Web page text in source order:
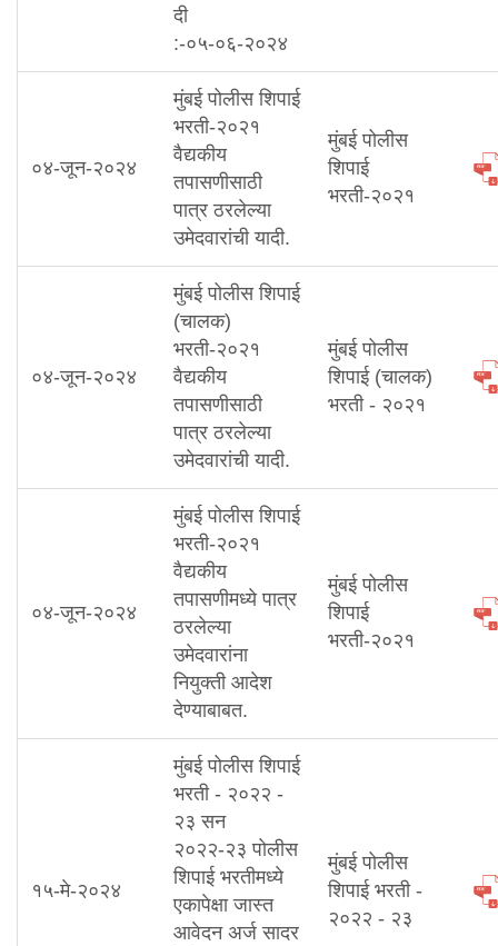
दी
:-०५-०६-२०२४
०४-जून-२०२४
मुंबई पोलीस शिपाई
भरती-२०२१
वैद्यकीय
तपासणीसाठी
पात्र ठरलेल्या
उमेदवारांची यादी.
मुंबई पोलीस
शिपाई
भरती-२०२१
०४-जून-२०२४
मुंबई पोलीस शिपाई
(चालक)
भरती-२०२१
वैद्यकीय
तपासणीसाठी
पात्र ठरलेल्या
उमेदवारांची यादी.
मुंबई पोलीस
शिपाई (चालक)
भरती - २०२१
०४-जून-२०२४
मुंबई पोलीस शिपाई
भरती-२०२१
वैद्यकीय
तपासणीमध्ये पात्र
ठरलेल्या
उमेदवारांना
नियुक्ती आदेश
देण्याबाबत.
मुंबई पोलीस
शिपाई
भरती-२०२१
१५-मे-२०२४
मुंबई पोलीस शिपाई
भरती - २०२२ -
२३ सन
२०२२-२३ पोलीस
शिपाई भरतीमध्ये
एकापेक्षा जास्त
आवेदन अर्ज सादर
मुंबई पोलीस
शिपाई भरती -
२०२२ - २३